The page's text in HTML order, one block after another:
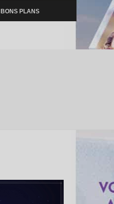
BONS PLANS